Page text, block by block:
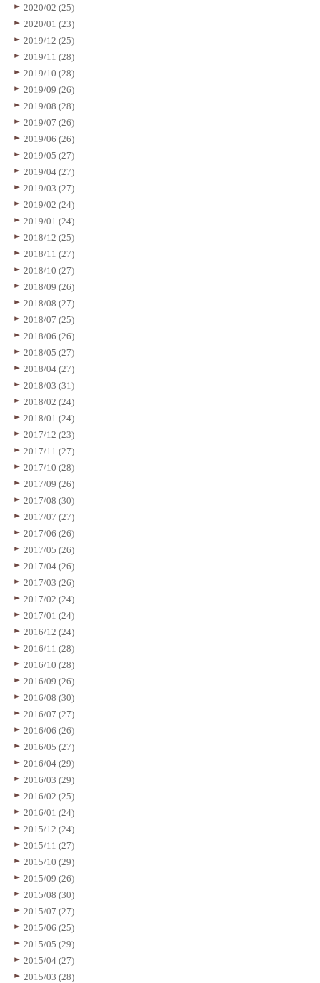
2020/02 (25)
2020/01 (23)
2019/12 (25)
2019/11 (28)
2019/10 (28)
2019/09 (26)
2019/08 (28)
2019/07 (26)
2019/06 (26)
2019/05 (27)
2019/04 (27)
2019/03 (27)
2019/02 (24)
2019/01 (24)
2018/12 (25)
2018/11 (27)
2018/10 (27)
2018/09 (26)
2018/08 (27)
2018/07 (25)
2018/06 (26)
2018/05 (27)
2018/04 (27)
2018/03 (31)
2018/02 (24)
2018/01 (24)
2017/12 (23)
2017/11 (27)
2017/10 (28)
2017/09 (26)
2017/08 (30)
2017/07 (27)
2017/06 (26)
2017/05 (26)
2017/04 (26)
2017/03 (26)
2017/02 (24)
2017/01 (24)
2016/12 (24)
2016/11 (28)
2016/10 (28)
2016/09 (26)
2016/08 (30)
2016/07 (27)
2016/06 (26)
2016/05 (27)
2016/04 (29)
2016/03 (29)
2016/02 (25)
2016/01 (24)
2015/12 (24)
2015/11 (27)
2015/10 (29)
2015/09 (26)
2015/08 (30)
2015/07 (27)
2015/06 (25)
2015/05 (29)
2015/04 (27)
2015/03 (28)